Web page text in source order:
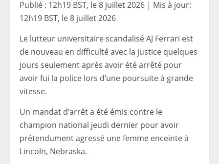
Publié : 12h19 BST, le 8 juillet 2026 | Mis à jour:
12h19 BST, le 8 juillet 2026
Le lutteur universitaire scandalisé AJ Ferrari est
de nouveau en difficulté avec la justice quelques
jours seulement après avoir été arrêté pour
avoir fui la police lors d’une poursuite à grande
vitesse.
Un mandat d’arrêt a été émis contre le
champion national jeudi dernier pour avoir
prétendument agressé une femme enceinte à
Lincoln, Nebraska.